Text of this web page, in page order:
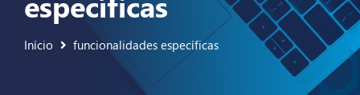
Início funcionalidades específicas